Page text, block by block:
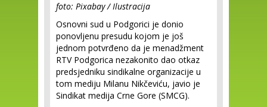
foto: Pixabay / Ilustracija
Osnovni sud u Podgorici je donio
ponovljenu presudu kojom je još
jednom potvrđeno da je menadžment
RTV Podgorica nezakonito dao otkaz
predsjedniku sindikalne organizacije u
tom mediju Milanu Nikčeviću, javio je
Sindikat medija Crne Gore (SMCG).